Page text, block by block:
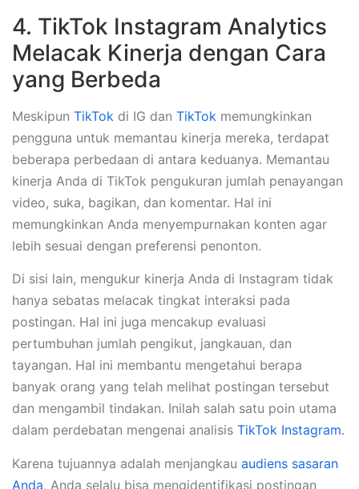
4. TikTok Instagram Analytics
Melacak Kinerja dengan Cara
yang Berbeda
Meskipun TikTok di IG dan TikTok memungkinkan
pengguna untuk memantau kinerja mereka, terdapat
beberapa perbedaan di antara keduanya. Memantau
kinerja Anda di TikTok pengukuran jumlah penayangan
video, suka, bagikan, dan komentar. Hal ini
memungkinkan Anda menyempurnakan konten agar
lebih sesuai dengan preferensi penonton.
Di sisi lain, mengukur kinerja Anda di Instagram tidak
hanya sebatas melacak tingkat interaksi pada
postingan. Hal ini juga mencakup evaluasi
pertumbuhan jumlah pengikut, jangkauan, dan
tayangan. Hal ini membantu mengetahui berapa
banyak orang yang telah melihat postingan tersebut
dan mengambil tindakan. Inilah salah satu poin utama
dalam perdebatan mengenai analisis TikTok Instagram.
Karena tujuannya adalah menjangkau audiens sasaran
Anda, Anda selalu bisa mengidentifikasi postingan